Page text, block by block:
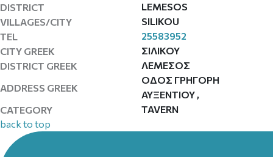
DISTRICT
LEMESOS
VILLAGES/CITY
SILIKOU
TEL
25583952
CITY GREEK
ΣΙΛΙΚΟΥ
DISTRICT GREEK
ΛΕΜΕΣΟΣ
ADDRESS GREEK
ΟΔΟΣ ΓΡΗΓΟΡΗ
ΑΥΞΕΝΤΙΟΥ ,
CATEGORY
TAVERN
back to top